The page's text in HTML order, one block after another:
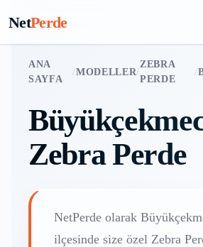
NetPerde
ANA
SAYFA
/MODELLER/
ZEBRA
PERDE
/
Zebra Perde
NetPerde olarak
ilçesinde size özel Zebra